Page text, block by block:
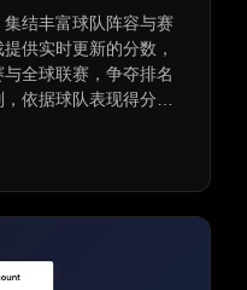
结丰富球队阵容与赛
供实时更新的分数，
全球联赛，争夺排名
依据球队表现得分。
验值提升等级。